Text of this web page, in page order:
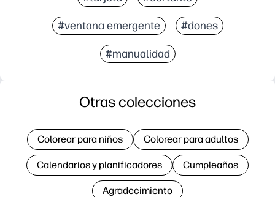
#ventana emergente #dones
#manualidad
Otras colecciones
Colorear para niños Colorear para adultos
Calendarios y planificadores Cumpleaños
Agradecimiento